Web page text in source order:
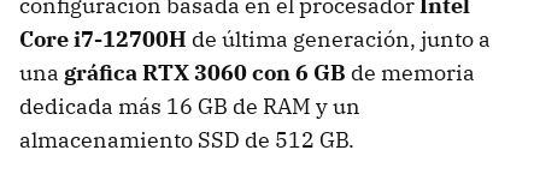
configuración basada en el procesadorIntel
Core i7-12700H de última generación, junto a
una gráfica RTX 3060 con 6 GB de memoria
dedicada más 16 GB de RAM y un
almacenamiento SSD de 512 GB.